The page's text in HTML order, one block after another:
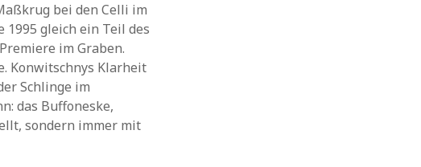
bei den Celli im
gleich ein Teil des
im Graben.
Konwitschnys Klarheit
Schlinge im
das Buffoneske,
sondern immer mit